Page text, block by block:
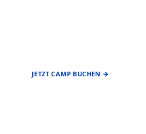
JETZT CAMP BUCHEN →